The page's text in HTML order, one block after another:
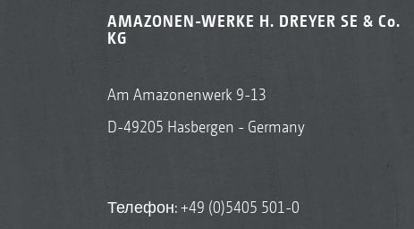
AMAZONEN-WERKE H. DREYER SE & Co.
KG
Am Amazonenwerk 9-13
D-49205 Hasbergen - Germany
Телефон:+49 (0)5405 501-0